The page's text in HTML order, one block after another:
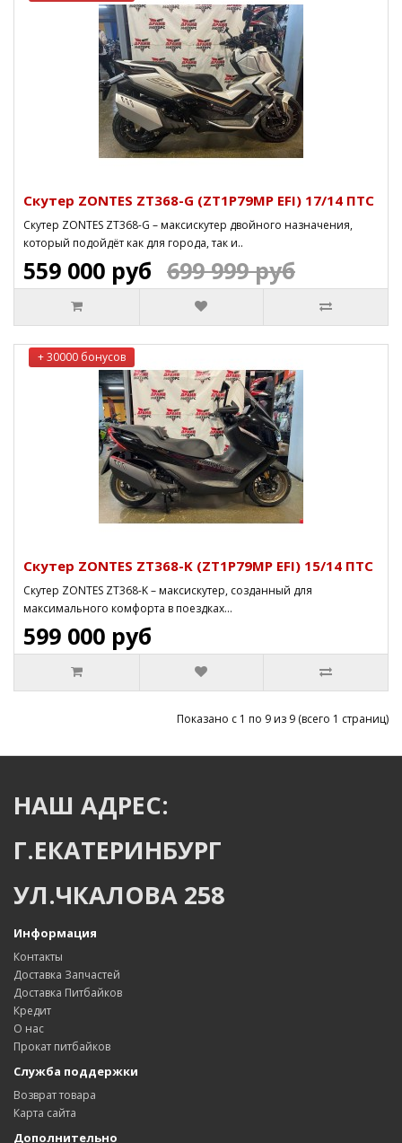
Скутер ZONTES ZT368-G (ZT1P79MP EFI) 17/14 ПТС
Скутер ZONTES ZT368-G – максискутер двойного назначения,
который подойдёт как для города, так и..
559 000 руб 699 999 руб
+ 30000 бонусов
Скутер ZONTES ZT368-K (ZT1P79MP EFI) 15/14 ПТС
Скутер ZONTES ZT368-K – максискутер, созданный для
максимального комфорта в поездках...
599 000 руб
Показано с 1 по 9 из 9 (всего 1 страниц)
НАШ АДРЕС:
Г.ЕКАТЕРИНБУРГ
УЛ.ЧКАЛОВА 258
Информация
Контакты
Доставка Запчастей
Доставка Питбайков
Кредит
О нас
Прокат питбайков
Служба поддержки
Возврат товара
Карта сайта
Дополнительно